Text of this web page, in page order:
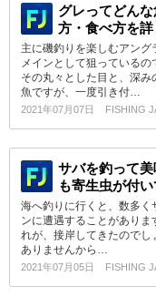
グレってどん
方・食べ方を詳
主に磯釣りを楽しむアン
メインとして狙っているの
その丸々とした目と、深
魚ですが、一度引き付…
2021年07月07日 FISHING
サバを釣って
も寄生虫が付
海へ釣りに行くと、数多く
ンに遭遇することがあり
れが、接岸してきたのでし
ありませんから…
2021年07月05日 FISHING